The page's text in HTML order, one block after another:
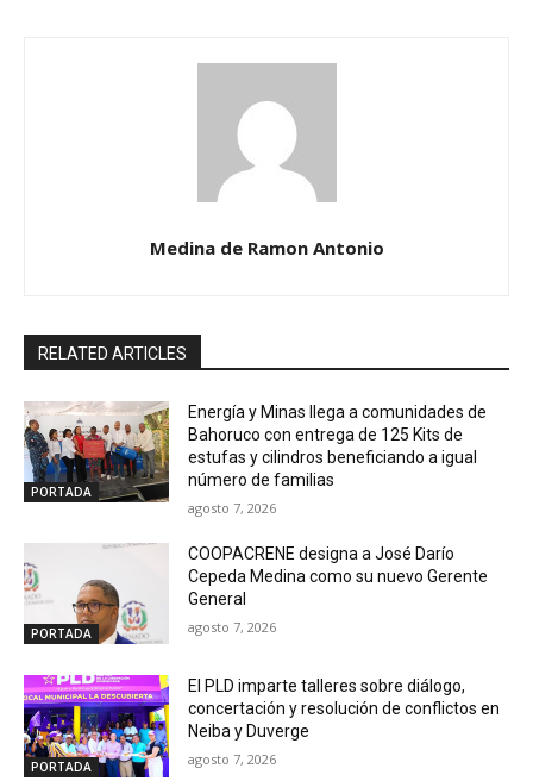
Medina de Ramon Antonio
RELATED ARTICLES
PORTADA
Energía y Minas llega a comunidades de
Bahoruco con entrega de 125 Kits de
estufas y cilindros beneficiando a igual
número de familias
agosto 7, 2026
PORTADA
COOPACRENE designa a José Darío
Cepeda Medina como su nuevo Gerente
General
agosto 7, 2026
PORTADA
El PLD imparte talleres sobre diálogo,
concertación y resolución de conflictos en
Neiba y Duverge
agosto 7, 2026